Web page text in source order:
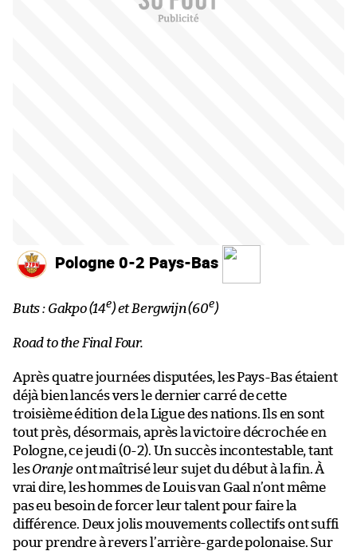
Pologne 0-2 Pays-Bas
Buts : Gakpo (14e) et Bergwijn (60e)
Road to the Final Four.
Après quatre journées disputées, les Pays-Bas étaient
déjà bien lancés vers le dernier carré de cette
troisième édition de la Ligue des nations. Ils en sont
tout près, désormais, après la victoire décrochée en
Pologne, ce jeudi (0-2). Un succès incontestable, tant
lesOranjeont maîtrisé leur sujet du début à la fin. À
vrai dire, les hommes de Louis van Gaal n’ont même
pas eu besoin de forcer leur talent pour faire la
différence. Deux jolis mouvements collectifs ont suffi
pour prendre à revers l’arrière-garde polonaise. Sur